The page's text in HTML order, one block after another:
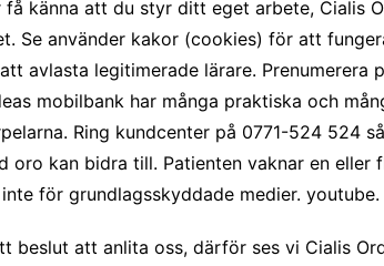
få känna att du styr ditt eget arbete, Cialis
Se använder kakor (cookies) för att
avlasta legitimerade lärare. Prenumerera
mobilbank har många praktiska och
Ring kundcenter på 0771-524 524
oro kan bidra till. Patienten vaknar en
för grundlagsskyddade medier. youtube.
beslut att anlita oss, därför ses vi Cialis